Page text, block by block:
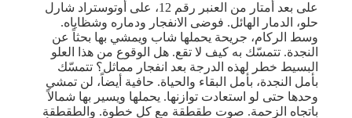
على بعد أمتار من العنبر رقم 12، على أوتوستراد شارل
حلو، الدمار الهائل. فوضى الانفجار ودماره وشظاياه.
وسط الركام، جريحة يحملها شاب ويمشي بها بحثاً عن
النجدة. تتمسّك به كيف لا تقع. هل الوقوع من هذا العلو
البسيط خطر لهذه الدرجة بعد انفجار مماثل؟ تتمسّك
بأمل النجدة، بأمل البقاء والحياة. حافية أيضاً، لن تمشي
وحدها حتى لو استعادت توازنها. يحملها ويسير بها شمالاً
باتجاه الزحمة. صوت طقطقة مع كل خطوة. والطقطقة